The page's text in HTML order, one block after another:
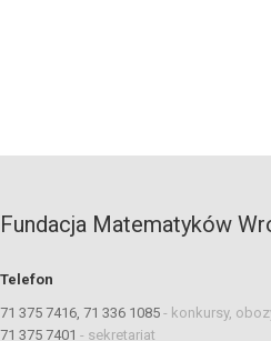
Fundacja Matematyków
Telefon
71 375 7416, 71 336 1085 - konkursy,
71 375 7401 - sekretariat